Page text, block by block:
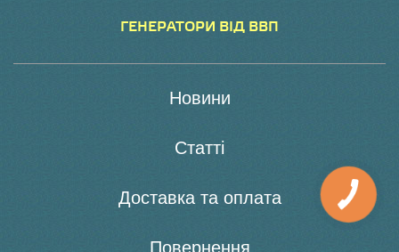
ГЕНЕРАТОРИ ВІД ВВП
Новини
Статті
Доставка та оплата
Повернення